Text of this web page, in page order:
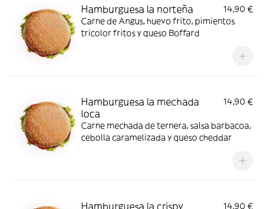
Hamburguesa la norteña
14,90 €
Carne de Angus, huevo frito, pimientos
tricolor fritos y queso Boffard
Hamburguesa la mechada
loca
14,90 €
Carne mechada de ternera, salsa barbacoa,
cebolla caramelizada y queso cheddar
Hamburguesa la crispy 14,90 €